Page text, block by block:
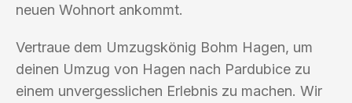
neuen Wohnort ankommt.
Vertraue dem Umzugskönig Bohm Hagen, um
deinen Umzug von Hagen nach Pardubice zu
einem unvergesslichen Erlebnis zu machen. Wir